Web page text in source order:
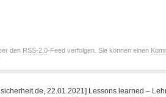
den RSS-2.0-Feed verfolgen. Sie können einen
22.01.2021] Lessons learned –